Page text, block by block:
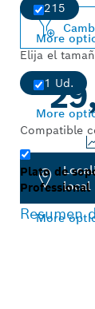
215
More
Elija el
1 Ud.
More
Compatible
Plato de
Professional
More
local
Resumen